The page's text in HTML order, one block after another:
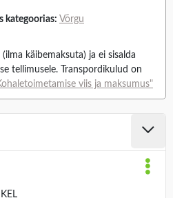
kategoorias: Võrgu
käibemaksuta) ja ei sisalda
tellimusele. Transpordikulud on
viis ja maksumus"
KEL